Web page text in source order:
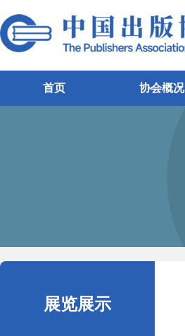
首页 协会概况
展览展示